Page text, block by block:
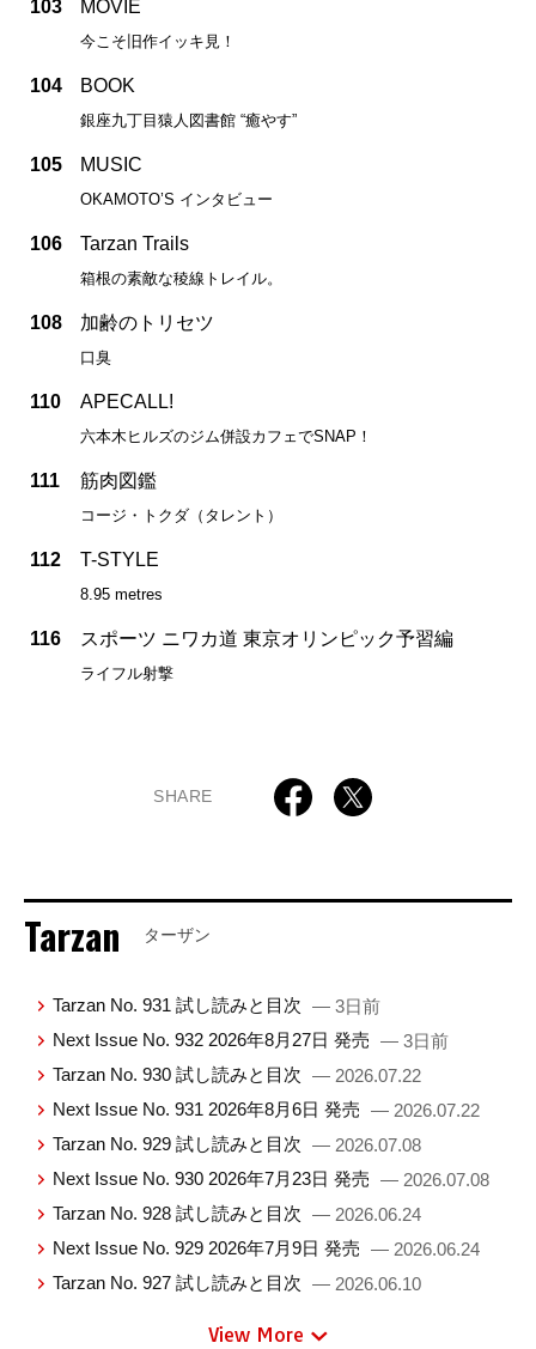
103 MOVIE
今こそ旧作イッキ見！
104 BOOK
銀座九丁目猿人図書館 “癒やす”
105 MUSIC
OKAMOTO’S インタビュー
106 Tarzan Trails
箱根の素敵な稜線トレイル。
108 加齢のトリセツ
口臭
110 APECALL!
六本木ヒルズのジム併設カフェでSNAP！
111 筋肉図鑑
コージ・トクダ（タレント）
112 T-STYLE
8.95 metres
116 スポーツ ニワカ道 東京オリンピック予習編
ライフル射撃
SHARE
Tarzan ターザン
Tarzan No. 931 試し読みと目次 — 3日前
Next Issue No. 932 2026年8月27日 発売 — 3日前
Tarzan No. 930 試し読みと目次 — 2026.07.22
Next Issue No. 931 2026年8月6日 発売 — 2026.07.22
Tarzan No. 929 試し読みと目次 — 2026.07.08
Next Issue No. 930 2026年7月23日 発売 — 2026.07.08
Tarzan No. 928 試し読みと目次 — 2026.06.24
Next Issue No. 929 2026年7月9日 発売 — 2026.06.24
Tarzan No. 927 試し読みと目次 — 2026.06.10
View More